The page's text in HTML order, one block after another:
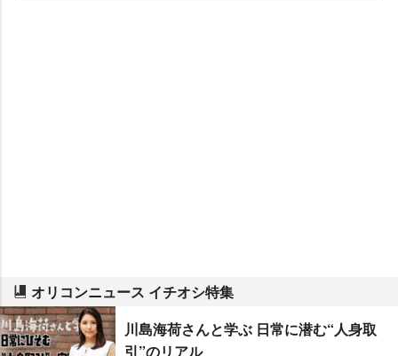
オリコンニュース イチオシ特集
川島海荷さんと学ぶ 日常に潜む“人身取
引”のリアル